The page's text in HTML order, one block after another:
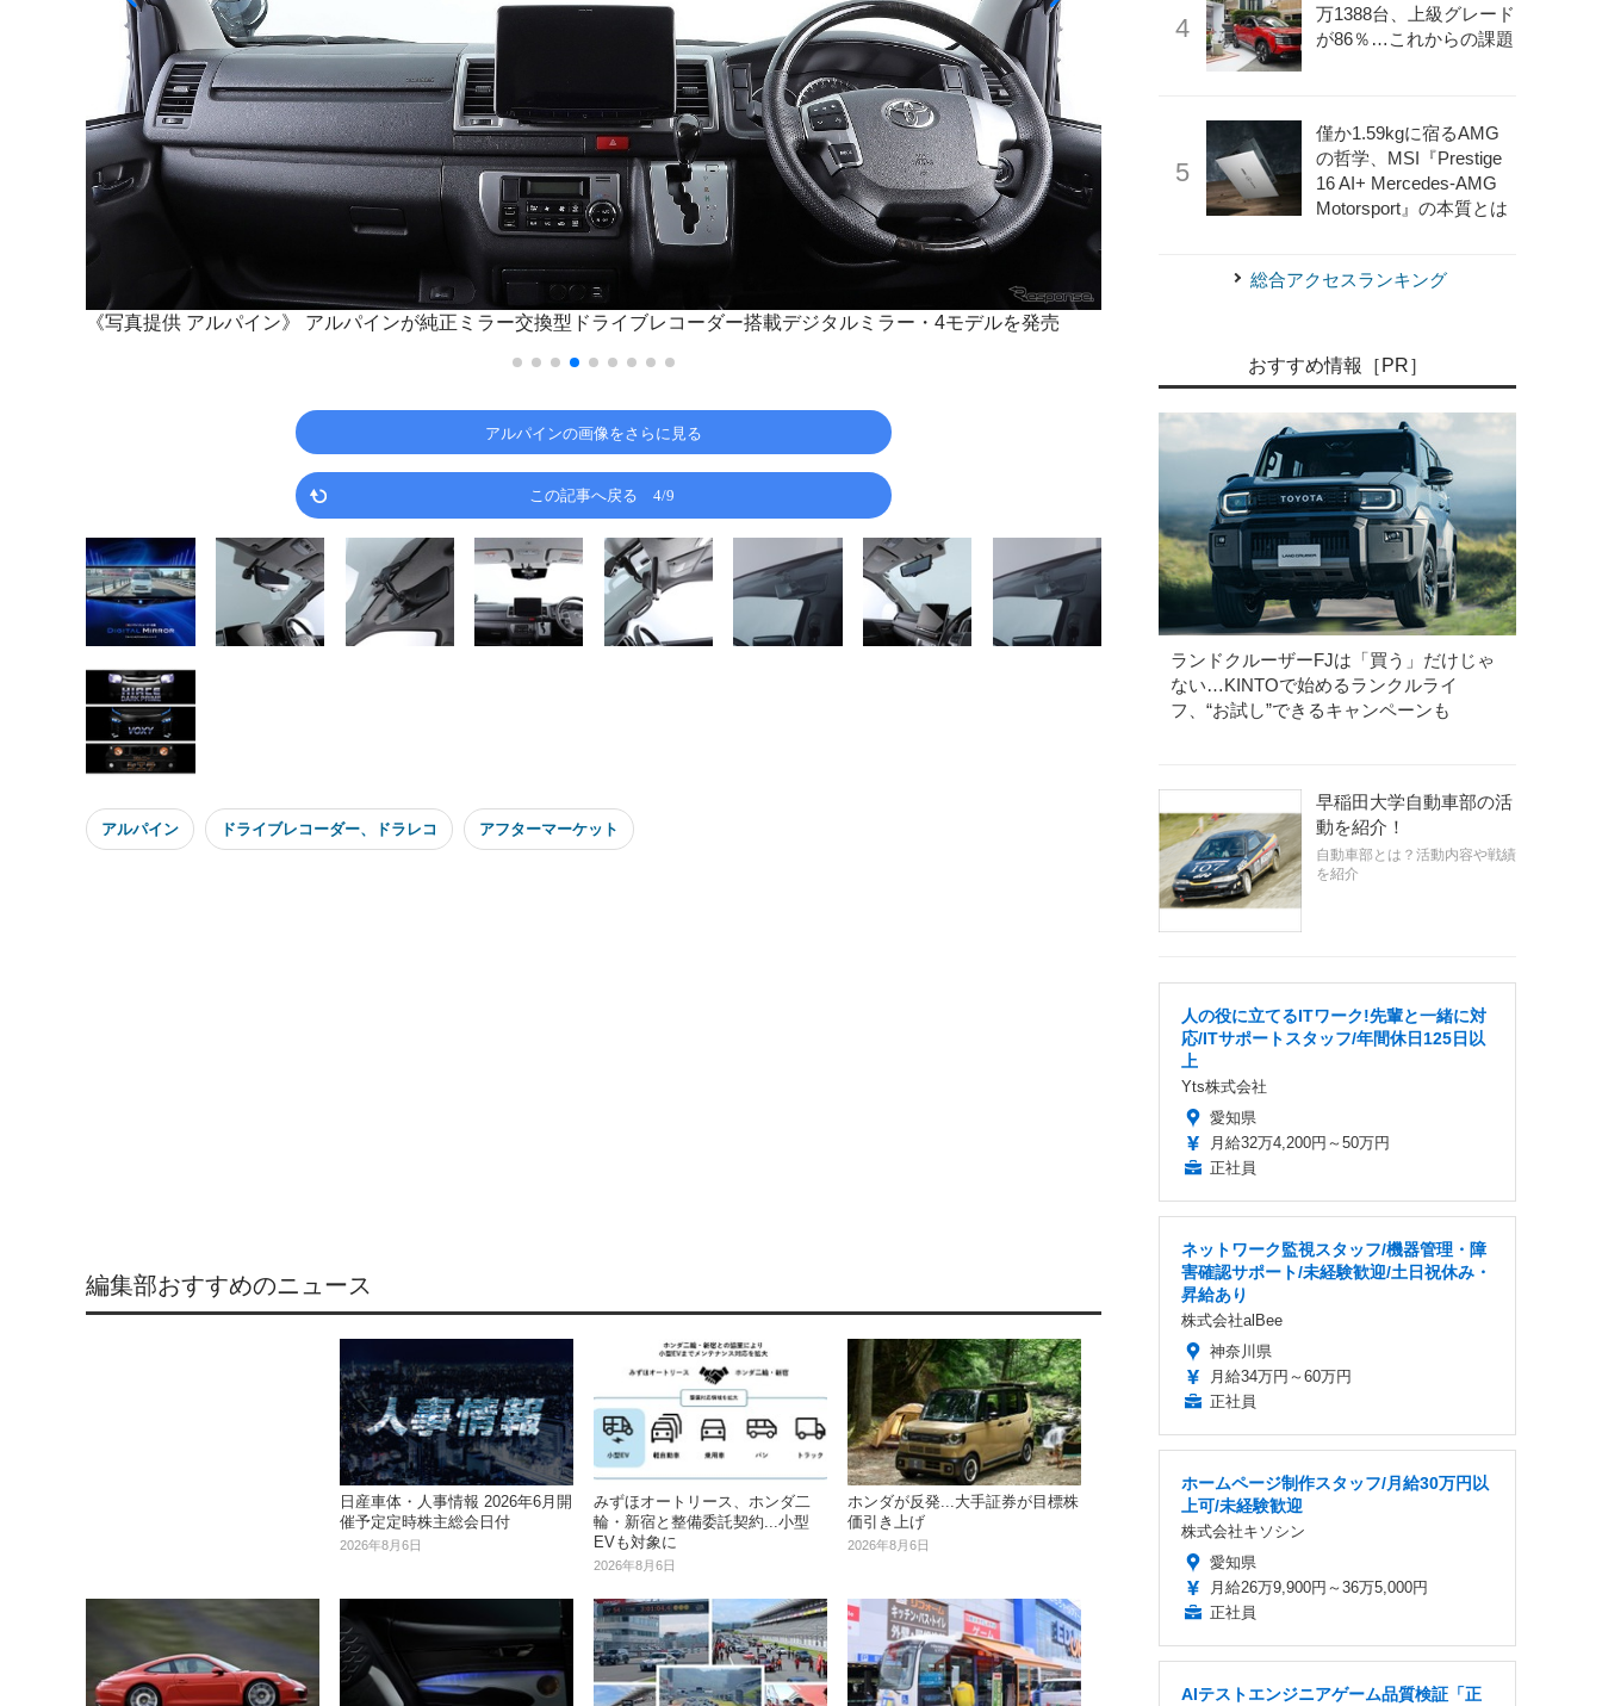
《写真提供 アルパイン》 アルパインが純正ミラー交換型ドライブレコーダー搭載デジタルミラー・4モデルを発売
アルパインの画像をさらに見る
この記事へ戻る 4/9
アルパイン ドライブレコーダー、ドラレコ アフターマーケット
編集部おすすめのニュース
日産車体・人事情報 2026年6月開
催予定定時株主総会日付
2026年8月6日
みずほオートリース、ホンダ二
輪・新宿と整備委託契約...小型
EVも対象に
2026年8月6日
ホンダが反発...大手証券が目標株
価引き上げ
2026年8月6日
万1388台、上級グレード
が86％…これからの課題
僅か1.59kgに宿るAMG
の哲学、MSI『Prestige
16 AI+ Mercedes-AMG
Motorsport』の本質とは
総合アクセスランキング
おすすめ情報［PR］
ランドクルーザーFJは「買う」だけじゃ
ない…KINTOで始めるランクルライ
フ、“お試し”できるキャンペーンも
早稲田大学自動車部の活
動を紹介！
自動車部とは？活動内容や戦績
を紹介
人の役に立てるITワーク!先輩と一緒に対
応/ITサポートスタッフ/年間休日125日以
上
Yts株式会社
愛知県
月給32万4,200円～50万円
正社員
ネットワーク監視スタッフ/機器管理・障
害確認サポート/未経験歓迎/土日祝休み・
昇給あり
株式会社alBee
神奈川県
月給34万円～60万円
正社員
ホームページ制作スタッフ/月給30万円以
上可/未経験歓迎
株式会社キソシン
愛知県
月給26万9,900円～36万5,000円
正社員
AIテストエンジニアゲーム品質検証「正